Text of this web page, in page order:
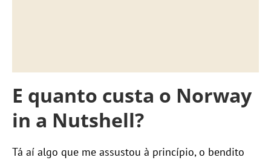
E quanto custa o Norway
in a Nutshell?
Tá aí algo que me assustou à princípio, o bendito